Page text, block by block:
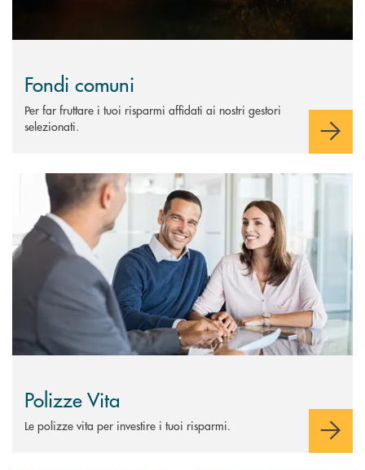
Fondi comuni
Per far fruttare i tuoi risparmi affidati ai nostri gestori
selezionati.
Scopri di più Polizze Vita
Polizze Vita
Le polizze vita per investire i tuoi risparmi.